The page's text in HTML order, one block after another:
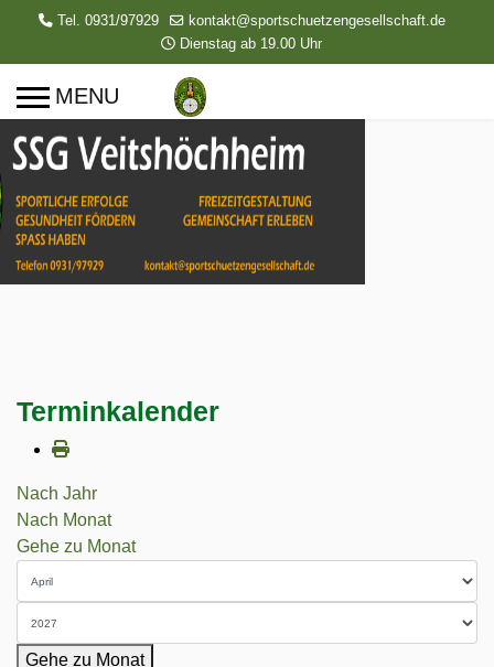
Tel. 0931/97929
kontakt@sportschuetzengesellschaft.de
Dienstag ab 19.00 Uhr
Terminkalender
Nach Jahr
Nach Monat
Gehe zu Monat
Gehe zu Monat